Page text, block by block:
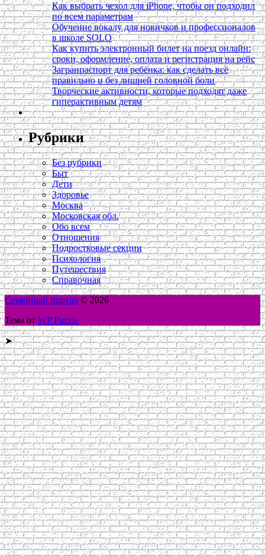
Как выбрать чехол для iPhone, чтобы он подходил
по всем параметрам
Обучение вокалу для новичков и профессионалов
в школе SOLO
Как купить электронный билет на поезд онлайн:
сроки, оформление, оплата и регистрация на рейс
Загранпаспорт для ребёнка: как сделать всё
правильно и без лишней головной боли
Творческие активности, которые подходят даже
гиперактивным детям
Рубрики
Без рубрики
Быт
Дети
Здоровье
Москва
Московская обл.
Обо всем
Отношения
Подростковые секции
Психология
Путешествия
Справочная
Семейный портал © 2026
Тема от WP Puzzle
➤